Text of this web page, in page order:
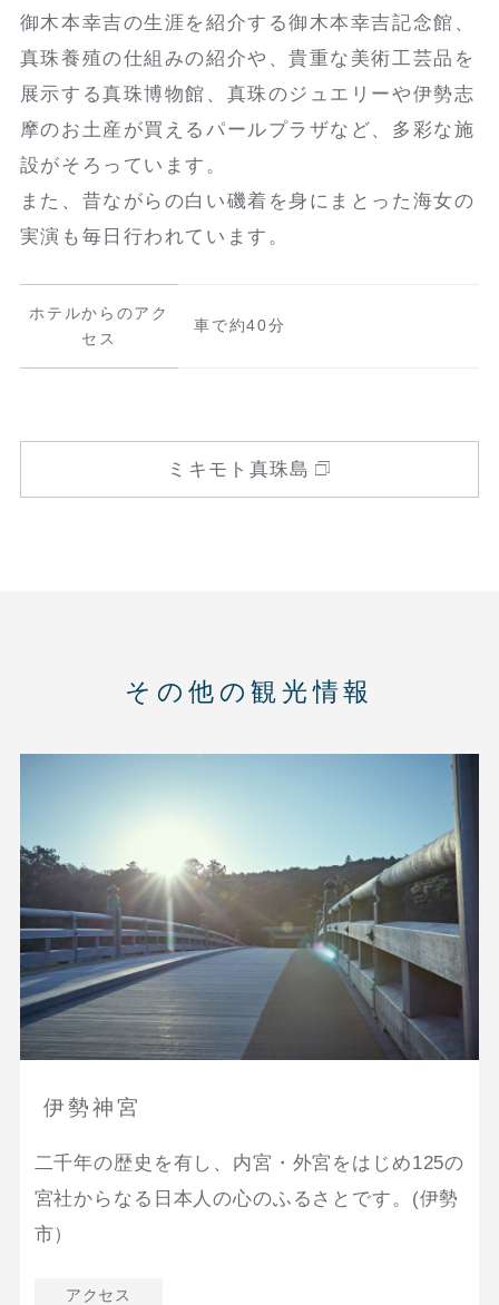
御木本幸吉の生涯を紹介する御木本幸吉記念館、
真珠養殖の仕組みの紹介や、貴重な美術工芸品を
展示する真珠博物館、真珠のジュエリーや伊勢志
摩のお土産が買えるパールプラザなど、多彩な施
設がそろっています。
また、昔ながらの白い磯着を身にまとった海女の
実演も毎日行われています。
ホテルからのアク
セス
車で約40分
ミキモト真珠島
その他の観光情報
伊勢神宮
二千年の歴史を有し、内宮・外宮をはじめ125の
宮社からなる日本人の心のふるさとです。(伊勢
市）
アクセス